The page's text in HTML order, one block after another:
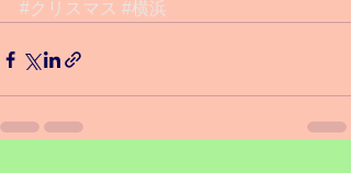
#クリスマス #横浜